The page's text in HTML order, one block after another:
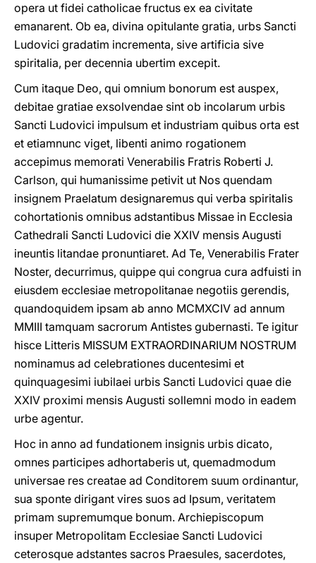
opera ut fidei catholicae fructus ex ea civitate
emanarent. Ob ea, divina opitulante gratia, urbs Sancti
Ludovici gradatim incrementa, sive artificia sive
spiritalia, per decennia ubertim excepit.
Cum itaque Deo, qui omnium bonorum est auspex,
debitae gratiae exsolvendae sint ob incolarum urbis
Sancti Ludovici impulsum et industriam quibus orta est
et etiamnunc viget, libenti animo rogationem
accepimus memorati Venerabilis Fratris Roberti J.
Carlson, qui humanissime petivit ut Nos quendam
insignem Praelatum designaremus qui verba spiritalis
cohortationis omnibus adstantibus Missae in Ecclesia
Cathedrali Sancti Ludovici die XXIV mensis Augusti
ineuntis litandae pronuntiaret. Ad Te, Venerabilis Frater
Noster, decurrimus, quippe qui congrua cura adfuisti in
eiusdem ecclesiae metropolitanae negotiis gerendis,
quandoquidem ipsam ab anno MCMXCIV ad annum
MMIII tamquam sacrorum Antistes gubernasti. Te igitur
hisce Litteris MISSUM EXTRAORDINARIUM NOSTRUM
nominamus ad celebrationes ducentesimi et
quinquagesimi iubilaei urbis Sancti Ludovici quae die
XXIV proximi mensis Augusti sollemni modo in eadem
urbe agentur.
Hoc in anno ad fundationem insignis urbis dicato,
omnes participes adhortaberis ut, quemadmodum
universae res creatae ad Conditorem suum ordinantur,
sua sponte dirigant vires suos ad Ipsum, veritatem
primam supremumque bonum. Archiepiscopum
insuper Metropolitam Ecclesiae Sancti Ludovici
ceterosque adstantes sacros Praesules, sacerdotes,